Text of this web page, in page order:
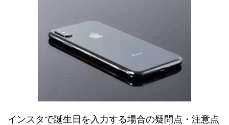
インスタで誕生日を入力する場合の疑問点・注意点